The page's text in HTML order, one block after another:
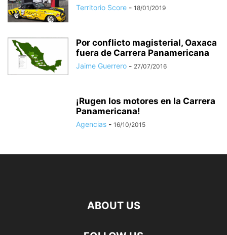
Territorio Score - 18/01/2019
Por conflicto magisterial, Oaxaca
fuera de Carrera Panamericana
Jaime Guerrero - 27/07/2016
¡Rugen los motores en la Carrera
Panamericana!
Agencias - 16/10/2015
ABOUT US